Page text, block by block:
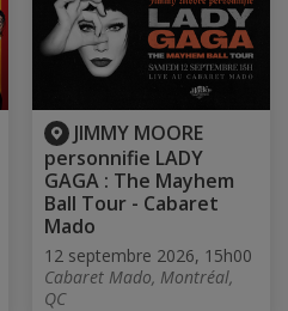
JIMMY MOORE
personnifie LADY
GAGA : The Mayhem
Ball Tour - Cabaret
Mado
12 septembre 2026, 15h00
Cabaret Mado, Montréal,
QC